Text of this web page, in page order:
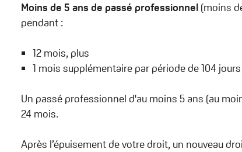
Moins de 5 ans de passé professionnel (moins
pendant :
12 mois, plus
1 mois supplémentaire par période de 104
Un passé professionnel d'au moins 5 ans (au
24 mois.
Après l’épuisement de votre droit, un nouveau